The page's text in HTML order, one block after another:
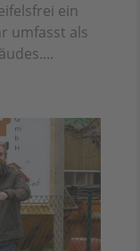
ein
umfasst als